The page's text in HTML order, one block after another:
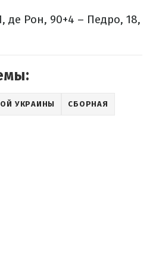
де Рон, 90+4 – Педро, 18,
УКРАИНЫ СБОРНАЯ